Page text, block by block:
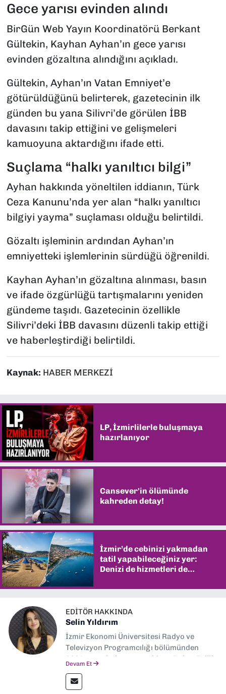
Gece yarısı evinden alındı
BirGün Web Yayın Koordinatörü Berkant
Gültekin, Kayhan Ayhan’ın gece yarısı
evinden gözaltına alındığını açıkladı.
Gültekin, Ayhan’ın Vatan Emniyet’e
götürüldüğünü belirterek, gazetecinin ilk
günden bu yana Silivri’de görülen İBB
davasını takip ettiğini ve gelişmeleri
kamuoyuna aktardığını ifade etti.
Suçlama “halkı yanıltıcı bilgi”
Ayhan hakkında yöneltilen iddianın, Türk
Ceza Kanunu’nda yer alan “halkı yanıltıcı
bilgiyi yayma” suçlaması olduğu belirtildi.
Gözaltı işleminin ardından Ayhan’ın
emniyetteki işlemlerinin sürdüğü öğrenildi.
Kayhan Ayhan’ın gözaltına alınması, basın
ve ifade özgürlüğü tartışmalarını yeniden
gündeme taşıdı. Gazetecinin özellikle
Silivri’deki İBB davasını düzenli takip ettiği
ve haberleştirdiği belirtildi.
Kaynak: HABER MERKEZİ
LP, İzmirlilerle buluşmaya
hazırlanıyor
Cansever'in ölümünde
kahreden detay!
İzmir’de cebinizi yakmadan
tatil yapabileceğiniz yer:
Denizi de hizmetleri de
EDITÖR HAKKINDA
Selin Yıldırım
İzmir Ekonomi Üniversitesi Radyo ve
Televizyon Programcılığı bölümünden
2024 senesinde mezun oldum. Dokuz Eylül
editörlük görevini de üstleniyorum.
Devam Et